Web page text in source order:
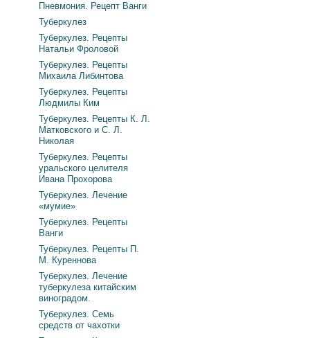
Пневмония. Рецепт Ванги
Туберкулез
Туберкулез. Рецепты
Натальи Фроловой
Туберкулез. Рецепты
Михаила Либинтова
Туберкулез. Рецепты
Людмилы Ким
Туберкулез. Рецепты К. Л.
Матковского и С. Л.
Николая
Туберкулез. Рецепты
уральского целителя
Ивана Прохорова
Туберкулез. Лечение
«мумие»
Туберкулез. Рецепты
Ванги
Туберкулез. Рецепты П.
М. Куреннова
Туберкулез. Лечение
туберкулеза китайским
виноградом.
Туберкулез. Семь
средств от чахотки